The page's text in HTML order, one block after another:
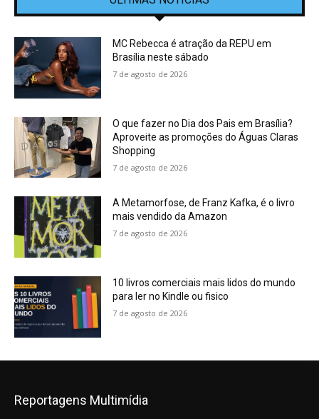
MC Rebecca é atração da REPU em
Brasília neste sábado
7 de agosto de 2026
O que fazer no Dia dos Pais em Brasília?
Aproveite as promoções do Águas Claras
Shopping
7 de agosto de 2026
A Metamorfose, de Franz Kafka, é o livro
mais vendido da Amazon
7 de agosto de 2026
10 livros comerciais mais lidos do mundo
para ler no Kindle ou fisico
7 de agosto de 2026
Reportagens Multimídia